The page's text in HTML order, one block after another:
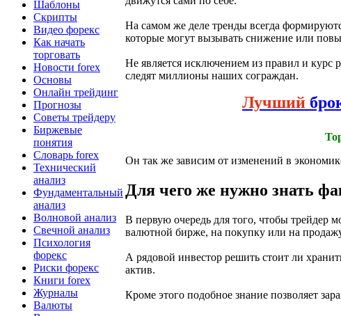
Шаблоны
Скрипты
Видео форекс
Как начать
торговать
Новости forex
Основы
Онлайн трейдинг
Прогнозы
Советы трейдеру
Биржевые
понятия
Словарь forex
Технический
анализ
Фундаментальный
анализ
Волновой анализ
Свечной анализ
Психология
форекс
Риски форекс
Книги forex
Журналы
Валюты
На самом же деле тренды всегда
которые могут вызывать снижение или
Не является исключением из правил и курс
следят миллионы наших сограждан.
Лучший
Он так же зависим от изменений в
Для чего же нужно знать
В первую очередь для того, чтобы трейдер
валютной бирже, на покупку или на
А рядовой инвестор решить стоит ли
актив.
Кроме этого подобное знание позволяет